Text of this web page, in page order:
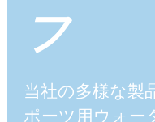
フ
当社の多様な製
ポーツ用ウォー